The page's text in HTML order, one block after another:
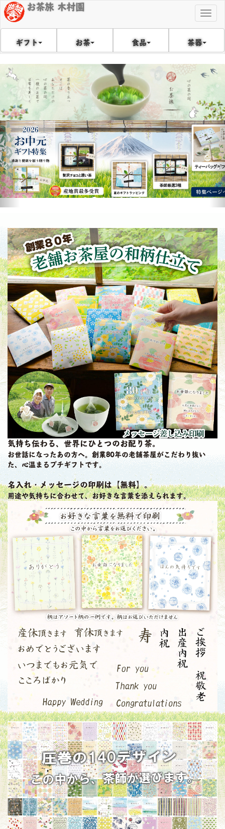
お茶旅 木村園
ギフト お茶 食品 茶器
戻
る
次
へ
気持ち伝わる、世界にひとつのお配り茶。
お世話になったあの方へ。創業80年の老舗茶屋がこだわり抜い
た、心温まるプチギフトです。
名入れ・メッセージの印刷は【無料】。
用途や気持ちに合わせて、お好きな言葉を添えられます。